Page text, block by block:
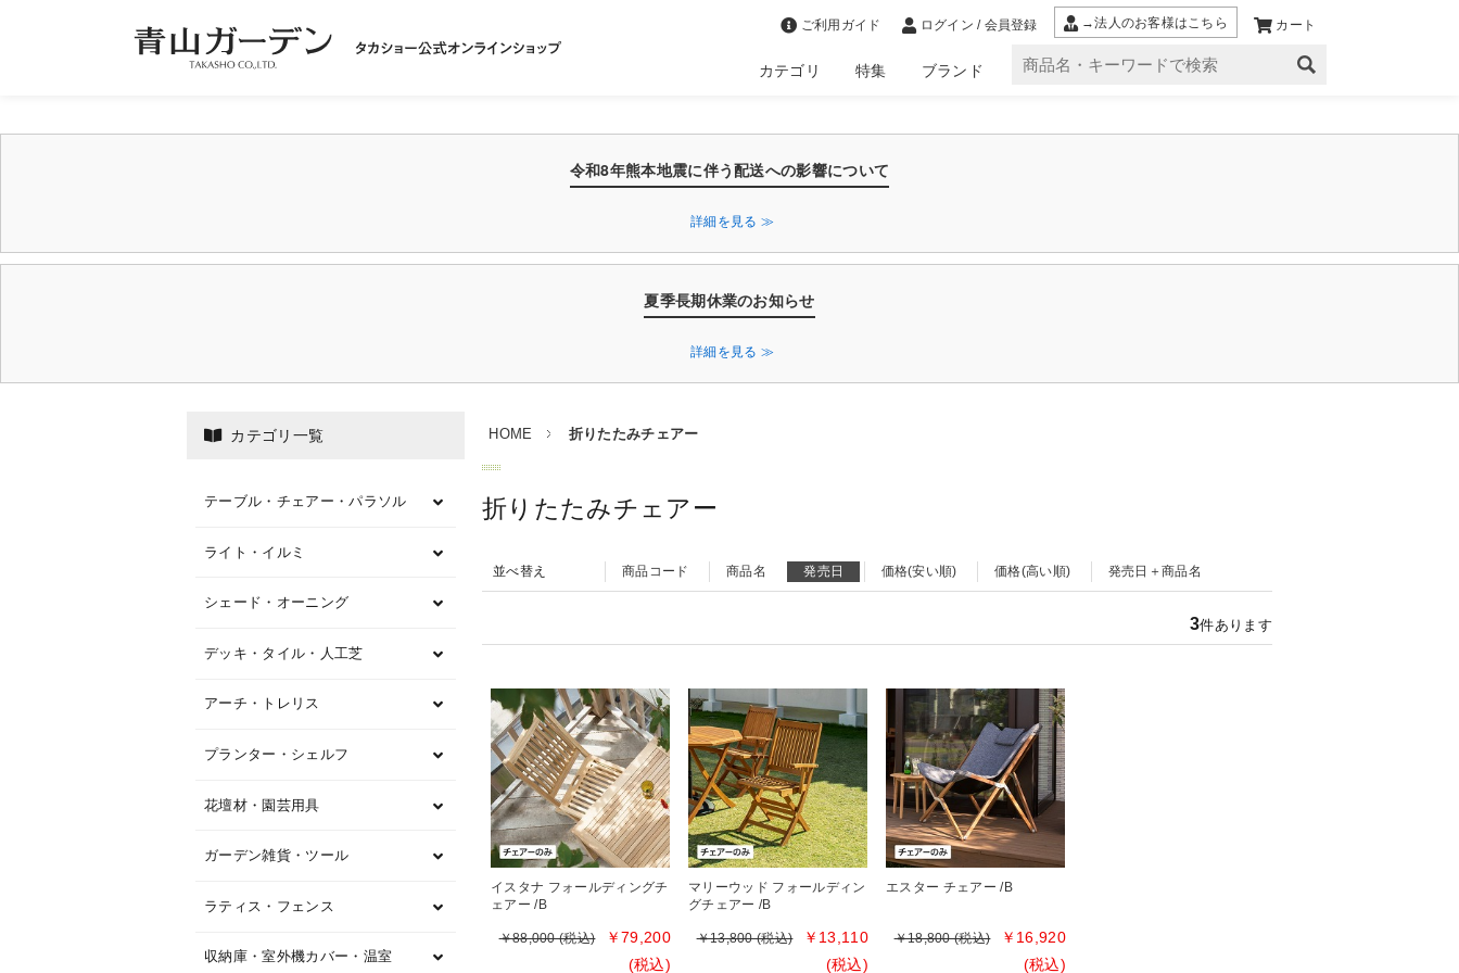
ご利用ガイド ログイン / 会員登録 →法人のお客様はこちら カート
カテゴリ 特集 ブランド
令和8年熊本地震に伴う配送への影響について
詳細を見る ≫
夏季長期休業のお知らせ
詳細を見る ≫
HOME 折りたたみチェアー
折りたたみチェアー
並べ替え 商品コード 商品名 発売日 価格(安い順) 価格(高い順) 発売日＋商品名
3件あります
イスタナ フォールディングチ
ェアー /B
￥88,000 (税込)
￥79,200
(税込)
マリーウッド フォールディン
グチェアー /B
￥13,800 (税込)
￥13,110
(税込)
エスター チェアー /B
￥18,800 (税込)
￥16,920
(税込)
カテゴリ一覧
テーブル・チェアー・パラソル
ライト・イルミ
シェード・オーニング
デッキ・タイル・人工芝
アーチ・トレリス
プランター・シェルフ
花壇材・園芸用具
ガーデン雑貨・ツール
ラティス・フェンス
収納庫・室外機カバー・温室